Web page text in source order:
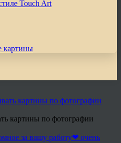
Touch Art
картины
картины по фотографии